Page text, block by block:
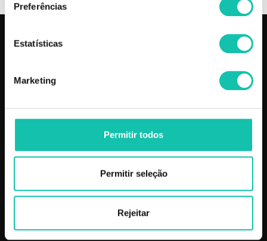
Preferências
Estatísticas
Marketing
Permitir todos
Permitir seleção
Rejeitar
PRODUTOS
Barbearia
Mobiliário
Solar
Unhas
COSMÉTICA CLICK